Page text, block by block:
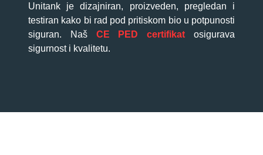
Unitank je dizajniran, proizveden, pregledan i
testiran kako bi rad pod pritiskom bio u potpunosti
siguran. Naš CE PED certifikat osigurava
sigurnost i kvalitetu.